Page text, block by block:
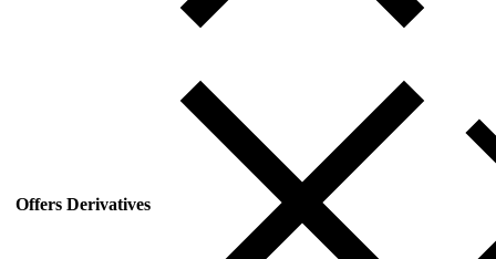
Offers Derivatives